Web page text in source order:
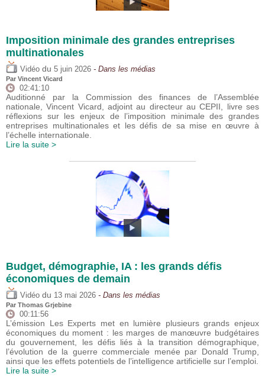
Imposition minimale des grandes entreprises
multinationales
Vidéo du 5 juin 2026 - Dans les médias
Par Vincent Vicard
02:41:10
Auditionné par la Commission des finances de l’Assemblée
nationale, Vincent Vicard, adjoint au directeur au CEPII, livre ses
réflexions sur les enjeux de l’imposition minimale des grandes
entreprises multinationales et les défis de sa mise en œuvre à
l’échelle internationale.
Lire la suite >
Budget, démographie, IA : les grands défis
économiques de demain
Vidéo du 13 mai 2026 - Dans les médias
Par Thomas Grjebine
00:11:56
L’émission Les Experts met en lumière plusieurs grands enjeux
économiques du moment : les marges de manœuvre budgétaires
du gouvernement, les défis liés à la transition démographique,
l’évolution de la guerre commerciale menée par Donald Trump,
ainsi que les effets potentiels de l’intelligence artificielle sur l’emploi.
Lire la suite >